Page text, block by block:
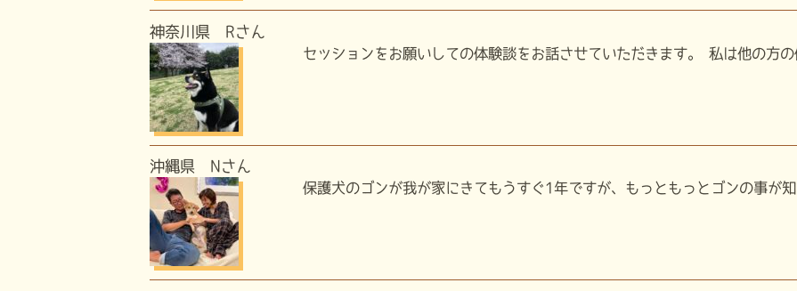
神奈川県 Rさん
セッションをお願いしての体験談をお話させていただきます。 私は他の方の
沖縄県 Nさん
保護犬のゴンが我が家にきてもうすぐ1年ですが、もっともっとゴンの事が